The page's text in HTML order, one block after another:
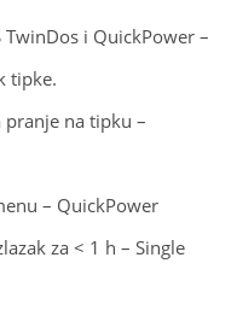
i QuickPower –
tipke.
na tipku –
– QuickPower
za < 1 h – Single